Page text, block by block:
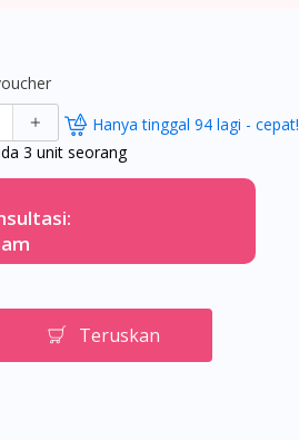
Hanya tinggal 94 lagi - cepat!
3 unit seorang
Teruskan